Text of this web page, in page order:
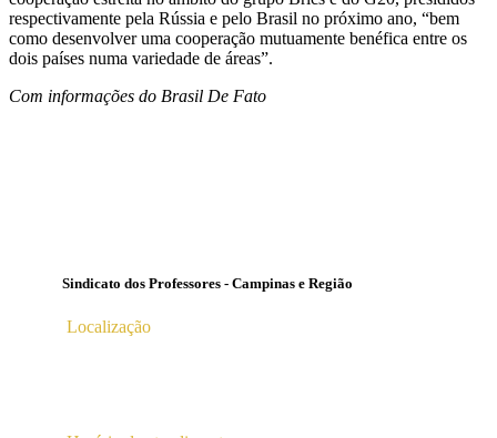
respectivamente pela Rússia e pelo Brasil no próximo ano, “bem
como desenvolver uma cooperação mutuamente benéfica entre os
dois países numa variedade de áreas”.
Com informações do Brasil De Fato
Sindicato dos Professores - Campinas e Região
Localização